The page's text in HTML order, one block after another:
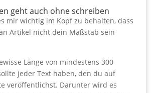
geht auch ohne schreiben
mir wichtig im Kopf zu behalten, dass
Artikel nicht dein Maßstab sein
Länge von mindestens 300
jeder Text haben, den du auf
veröffentlichst. Darunter wird es